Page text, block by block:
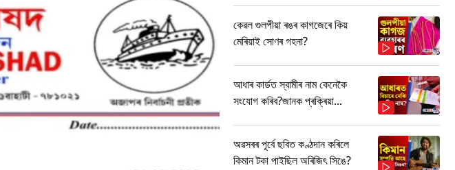
কেৱল গুলপীয়া ৰঙৰ কাগজেৰে কিয়
মেৰিয়াই সোণৰ গহনা?
আধাৰ কাৰ্ডত স্বামীৰ নাম কেনেকৈ
সংযোগ কৰিব?জানক প্ৰক্ৰিয়া...
অৱসৰৰ পূৰ্বে ছবিত কণ্ঠদান কৰিলে
কিমান টকা পাইছিল অৰিজিৎ সিঙে?